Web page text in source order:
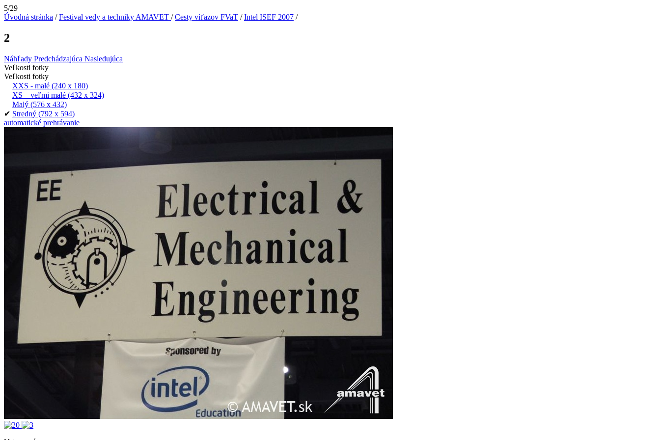
5/29
Úvodná stránka /Festival vedy a techniky AMAVET /Cesty víťazov FVaT /Intel ISEF 2007 /
2
Náhľady Predchádzajúca Nasledujúca
Veľkosti fotky
Veľkosti fotky
XXS - malé (240 x 180)
XS – veľmi malé (432 x 324)
Malý (576 x 432)
✔ Stredný (792 x 594)
automatické prehrávanie